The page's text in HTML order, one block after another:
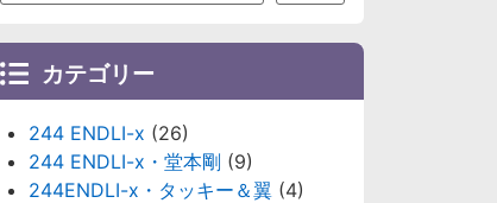
カテゴリー
244 ENDLI-x (26)
244 ENDLI-x・堂本剛 (9)
244ENDLI-x・タッキー＆翼 (4)